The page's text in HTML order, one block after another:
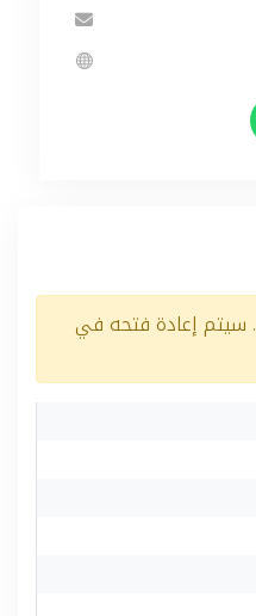
مغلق منذ الجمعة 18:00. سيتم إعادة فتحه في